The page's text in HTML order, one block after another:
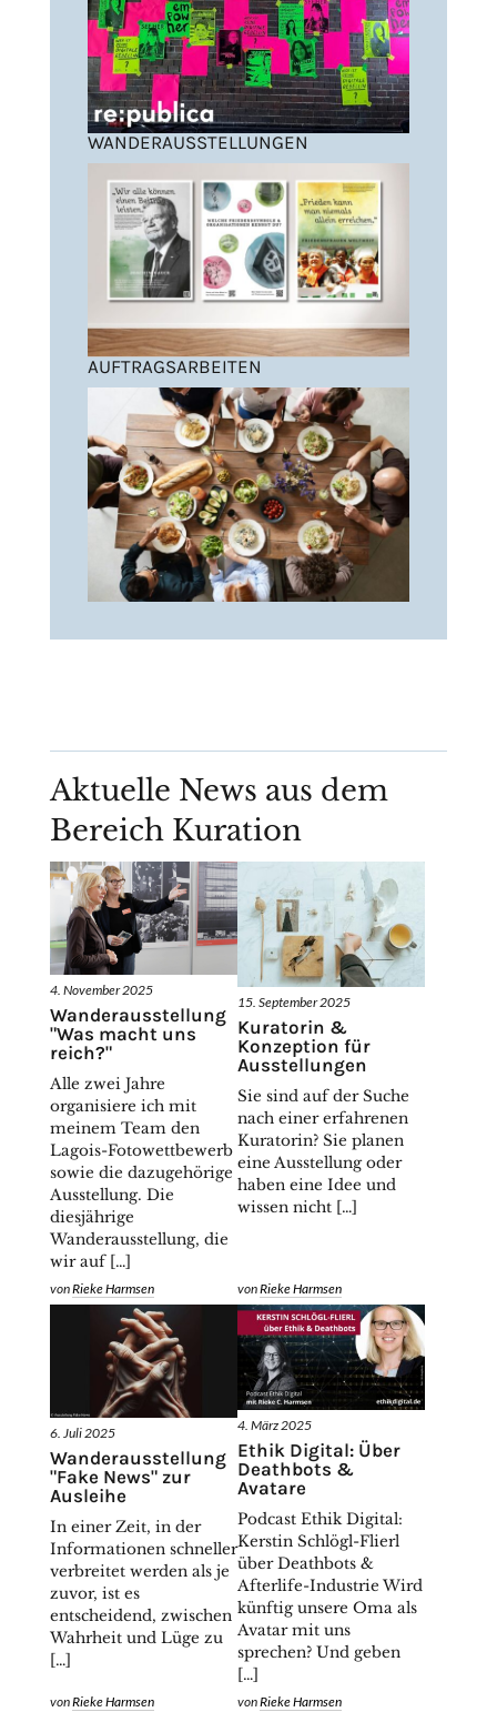
WANDERAUSSTELLUNGEN
AUFTRAGSARBEITEN
Aktuelle News aus dem
Bereich Kuration
4. November 2025
Wanderausstellung
"Was macht uns
reich?"
Alle zwei Jahre
organisiere ich mit
meinem Team den
Lagois-Fotowettbewerb
sowie die dazugehörige
Ausstellung. Die
diesjährige
Wanderausstellung, die
wir auf […]
vonRieke Harmsen
15. September 2025
Kuratorin &
Konzeption für
Ausstellungen
Sie sind auf der Suche
nach einer erfahrenen
Kuratorin? Sie planen
eine Ausstellung oder
haben eine Idee und
wissen nicht […]
vonRieke Harmsen
6. Juli 2025
Wanderausstellung
"Fake News" zur
Ausleihe
In einer Zeit, in der
Informationen schneller
verbreitet werden als je
zuvor, ist es
entscheidend, zwischen
Wahrheit und Lüge zu
[…]
vonRieke Harmsen
4. März 2025
Ethik Digital: Über
Deathbots &
Avatare
Podcast Ethik Digital:
Kerstin Schlögl-Flierl
über Deathbots &
Afterlife-Industrie Wird
künftig unsere Oma als
Avatar mit uns
sprechen? Und geben
[…]
vonRieke Harmsen